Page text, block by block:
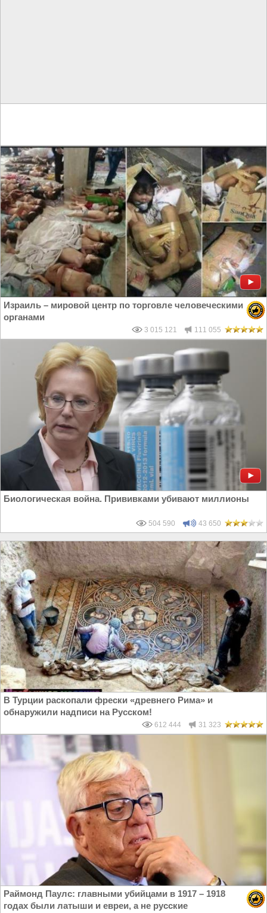
Израиль – мировой центр по торговле человеческими
органами
3 015 121 111 055
Биологическая война. Прививками убивают миллионы
504 590 43 650
В Турции раскопали фрески «древнего Рима» и
обнаружили надписи на Русском!
612 444 31 323
Раймонд Паулс: главными убийцами в 1917 – 1918
годах были латыши и евреи, а не русские